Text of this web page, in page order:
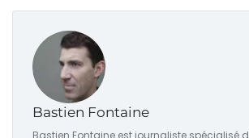
Bastien Fontaine
Bastien Fontaine est journaliste spécialisé